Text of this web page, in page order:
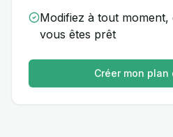
Modifiez à tout
vous êtes prêt
Créer mon